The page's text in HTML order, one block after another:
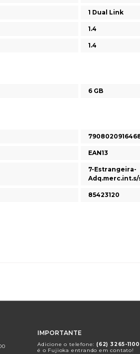
1 Dual Link
1.4
1.4
6 GB
EAN13
7-Estrangeira-
85423120
IMPORTANTE
Adicione o telefone: (62) 3265-1100
é o Fujioka entrando em contato!